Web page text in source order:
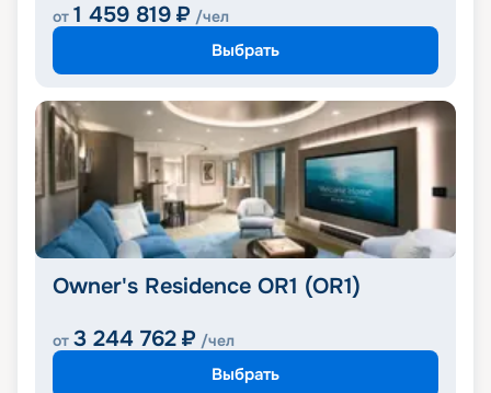
от 1 459 819 ₽ /чел
Выбрать
Owner's Residence OR1 (OR1)
от 3 244 762 ₽ /чел
Выбрать